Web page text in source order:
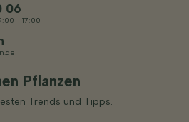
06
- 17:00
Pflanzen
Trends und Tipps.